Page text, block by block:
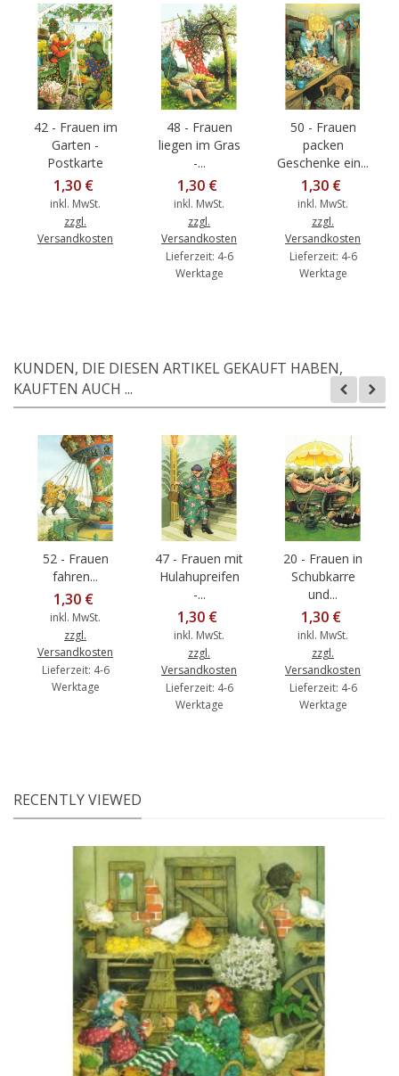
42 - Frauen im
Garten -
Postkarte
1,30 €
inkl. MwSt.
zzgl.
Versandkosten
48 - Frauen
liegen im Gras
-...
1,30 €
inkl. MwSt.
zzgl.
Versandkosten
Lieferzeit: 4-6
Werktage
50 - Frauen
packen
Geschenke ein...
1,30 €
inkl. MwSt.
zzgl.
Versandkosten
Lieferzeit: 4-6
Werktage
KUNDEN, DIE DIESEN ARTIKEL GEKAUFT HABEN,
KAUFTEN AUCH ...
52 - Frauen
fahren...
1,30 €
inkl. MwSt.
zzgl.
Versandkosten
Lieferzeit: 4-6
Werktage
47 - Frauen mit
Hulahupreifen
-...
1,30 €
inkl. MwSt.
zzgl.
Versandkosten
Lieferzeit: 4-6
Werktage
20 - Frauen in
Schubkarre
und...
1,30 €
inkl. MwSt.
zzgl.
Versandkosten
Lieferzeit: 4-6
Werktage
RECENTLY VIEWED